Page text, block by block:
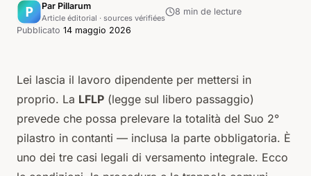
Par Pillarum
Article éditorial · sources vérifiées
8 min de lecture
Pubblicato 14 maggio 2026
Lei lascia il lavoro dipendente per mettersi in
proprio. La LFLP (legge sul libero passaggio)
prevede che possa prelevare la totalità del Suo 2°
pilastro in contanti — inclusa la parte obbligatoria. È
uno dei tre casi legali di versamento integrale. Ecco